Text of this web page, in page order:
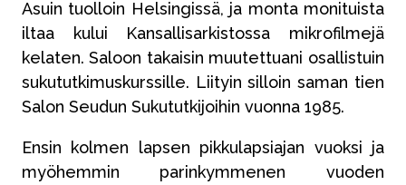
Asuin tuolloin Helsingissä, ja monta monituista
iltaa kului Kansallisarkistossa mikrofilmejä
kelaten. Saloon takaisin muutettuani osallistuin
sukututkimuskurssille. Liityin silloin saman tien
Salon Seudun Sukututkijoihin vuonna 1985.
Ensin kolmen lapsen pikkulapsiajan vuoksi ja
myöhemmin parinkymmenen vuoden